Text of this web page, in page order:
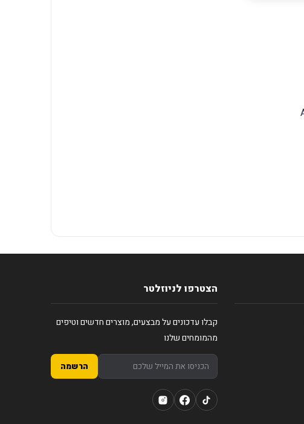
הצטרפו לניוזלטר
קבלו עדכונים על מבצעים, מוצרים חדשים וטיפים
מהמומחים שלנו
הרשמה